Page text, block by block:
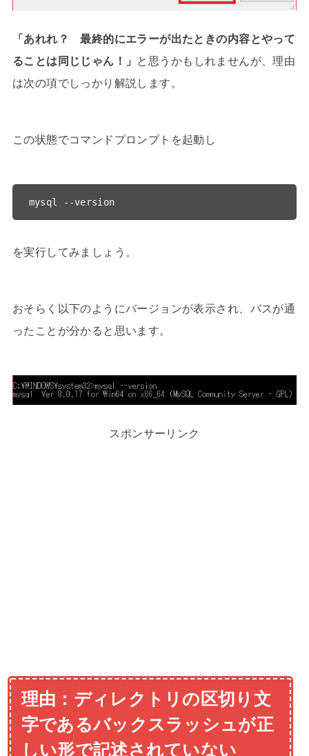
「あれれ？ 最終的にエラーが出たときの内容とやって
ることは同じじゃん！」 と思うかもしれませんが、理由
は次の項でしっかり解説します。
この状態でコマンドプロンプトを起動し
mysql --version
を実行してみましょう。
おそらく以下のようにバージョンが表示され、パスが通
ったことが分かると思います。
スポンサーリンク
理由：ディレクトリの区切り文
字であるバックスラッシュが正
しい形で記述されていない